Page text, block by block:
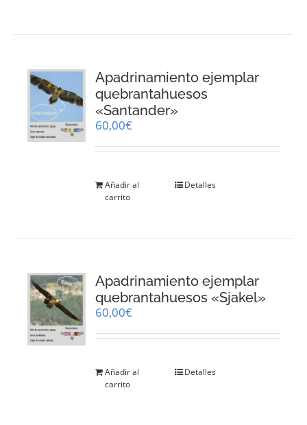
Apadrinamiento ejemplar
quebrantahuesos
«Santander»
60,00€
Añadir al
carrito
Detalles
Apadrinamiento ejemplar
quebrantahuesos «Sjakel»
60,00€
Añadir al
carrito
Detalles